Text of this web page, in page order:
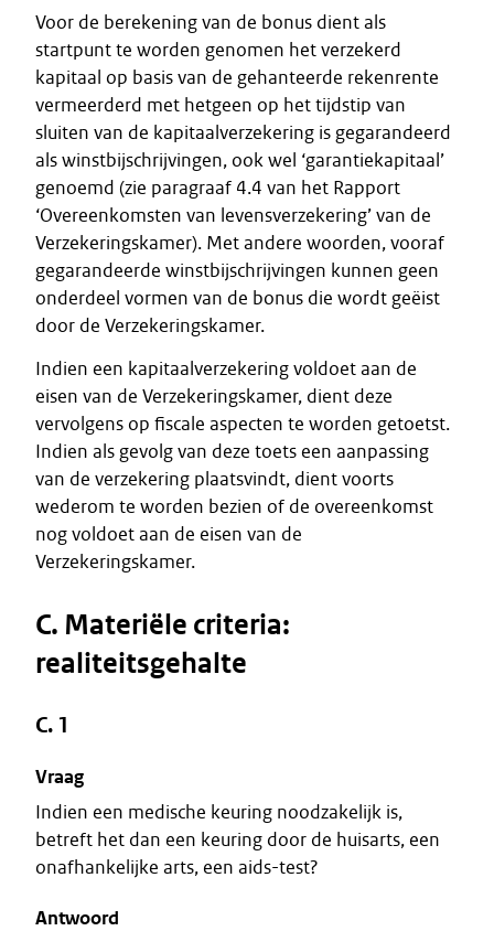
Voor de berekening van de bonus dient als
startpunt te worden genomen het verzekerd
kapitaal op basis van de gehanteerde rekenrente
vermeerderd met hetgeen op het tijdstip van
sluiten van de kapitaalverzekering is gegarandeerd
als winstbijschrijvingen, ook wel ‘garantiekapitaal’
genoemd (zie paragraaf 4.4 van het Rapport
‘Overeenkomsten van levensverzekering’ van de
Verzekeringskamer). Met andere woorden, vooraf
gegarandeerde winstbijschrijvingen kunnen geen
onderdeel vormen van de bonus die wordt geëist
door de Verzekeringskamer.
Indien een kapitaalverzekering voldoet aan de
eisen van de Verzekeringskamer, dient deze
vervolgens op fiscale aspecten te worden getoetst.
Indien als gevolg van deze toets een aanpassing
van de verzekering plaatsvindt, dient voorts
wederom te worden bezien of de overeenkomst
nog voldoet aan de eisen van de
Verzekeringskamer.
C. Materiële criteria:
realiteitsgehalte
C. 1
Vraag
Indien een medische keuring noodzakelijk is,
betreft het dan een keuring door de huisarts, een
onafhankelijke arts, een aids-test?
Antwoord